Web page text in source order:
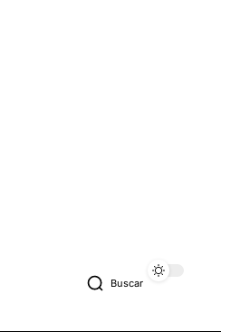
Buscar